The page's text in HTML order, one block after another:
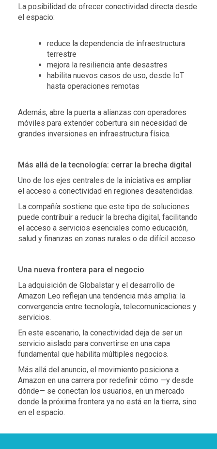
La posibilidad de ofrecer conectividad directa desde
el espacio:
reduce la dependencia de infraestructura
terrestre
mejora la resiliencia ante desastres
habilita nuevos casos de uso, desde IoT
hasta operaciones remotas
Además, abre la puerta a alianzas con operadores
móviles para extender cobertura sin necesidad de
grandes inversiones en infraestructura física.
Más allá de la tecnología: cerrar la brecha digital
Uno de los ejes centrales de la iniciativa es ampliar
el acceso a conectividad en regiones desatendidas.
La compañía sostiene que este tipo de soluciones
puede contribuir a reducir la brecha digital, facilitando
el acceso a servicios esenciales como educación,
salud y finanzas en zonas rurales o de difícil acceso.
Una nueva frontera para el negocio
La adquisición de Globalstar y el desarrollo de
Amazon Leo reflejan una tendencia más amplia: la
convergencia entre tecnología, telecomunicaciones y
servicios.
En este escenario, la conectividad deja de ser un
servicio aislado para convertirse en una capa
fundamental que habilita múltiples negocios.
Más allá del anuncio, el movimiento posiciona a
Amazon en una carrera por redefinir cómo —y desde
dónde— se conectan los usuarios, en un mercado
donde la próxima frontera ya no está en la tierra, sino
en el espacio.